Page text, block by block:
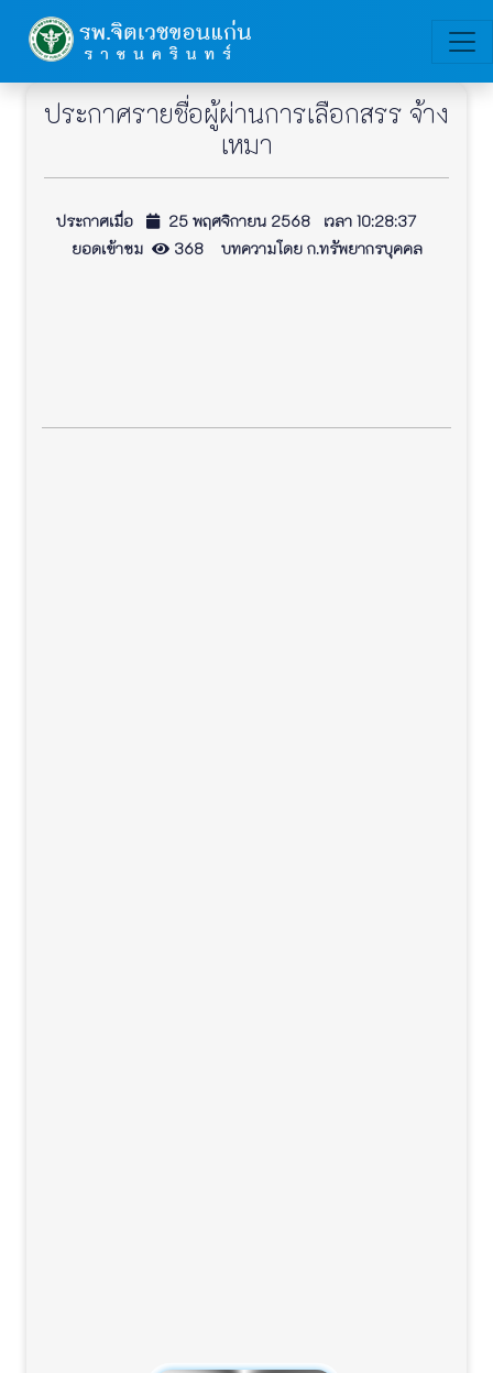
ประกาศรายชื่อผู้ผ่านการเลือกสรร จ้าง
เหมา
ประกาศเมื่อ
25 พฤศจิกายน 2568 เวลา 10:28:37
ยอดเข้าชม
368 บทความโดย ก.ทรัพยากรบุคคล